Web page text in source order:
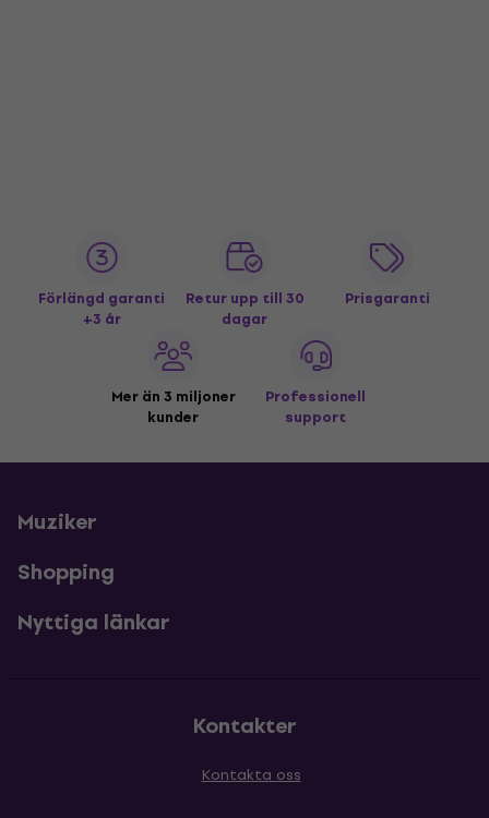
Förlängd garanti
+3 år
Retur upp till 30
dagar
Prisgaranti
Mer än 3 miljoner
kunder
Professionell
support
Muziker
Shopping
Nyttiga länkar
Kontakter
Kontakta oss